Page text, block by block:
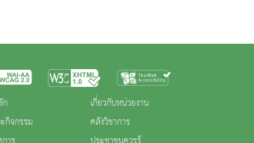
กิจกรรม
เกี่ยวกับหน่วยงาน
คลังวิชาการ